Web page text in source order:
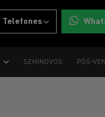
Telefones
SEMINOVOS PÓS-